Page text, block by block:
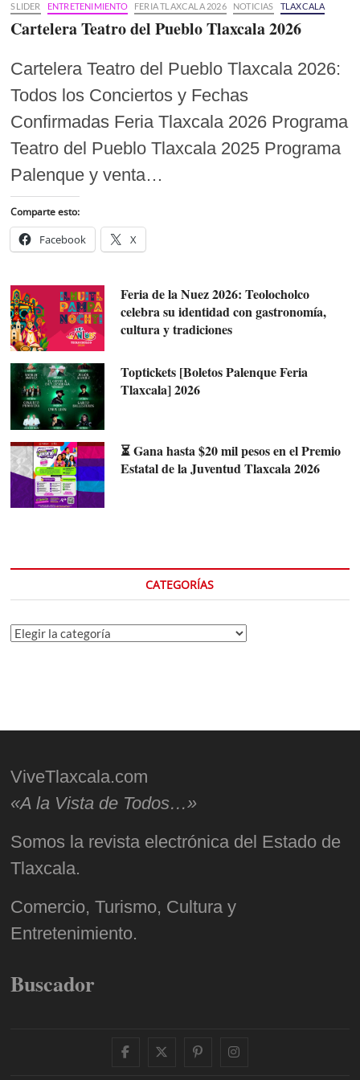
SLIDER ENTRETENIMIENTO FERIA TLAXCALA 2026 NOTICIAS TLAXCALA
Cartelera Teatro del Pueblo Tlaxcala 2026
Cartelera Teatro del Pueblo Tlaxcala 2026:
Todos los Conciertos y Fechas
Confirmadas Feria Tlaxcala 2026 Programa
Teatro del Pueblo Tlaxcala 2025 Programa
Palenque y venta…
Comparte esto:
Facebook X
Feria de la Nuez 2026: Teolocholco
celebra su identidad con gastronomía,
cultura y tradiciones
Toptickets [Boletos Palenque Feria
Tlaxcala] 2026
⏳ Gana hasta $20 mil pesos en el Premio
Estatal de la Juventud Tlaxcala 2026
CATEGORÍAS
Categorías
ViveTlaxcala.com
«A la Vista de Todos…»
Somos la revista electrónica del Estado de
Tlaxcala.
Comercio, Turismo, Cultura y
Entretenimiento.
Buscador
facebooktwitter
pinterestinstagram